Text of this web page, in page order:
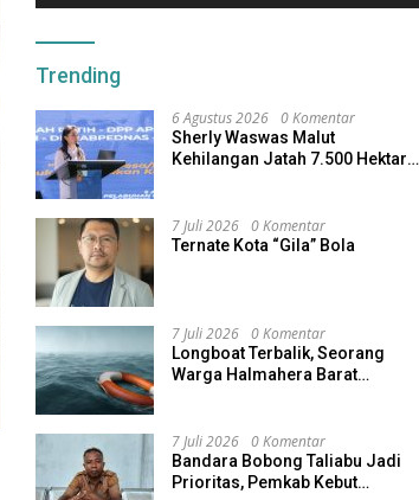
Trending
6 Agustus 2026 0 Komentar
Sherly Waswas Malut
Kehilangan Jatah 7.500 Hektare
7 Juli 2026 0 Komentar
Ternate Kota “Gila” Bola
7 Juli 2026 0 Komentar
Longboat Terbalik, Seorang
Warga Halmahera Barat
7 Juli 2026 0 Komentar
Bandara Bobong Taliabu Jadi
Prioritas, Pemkab Kebut